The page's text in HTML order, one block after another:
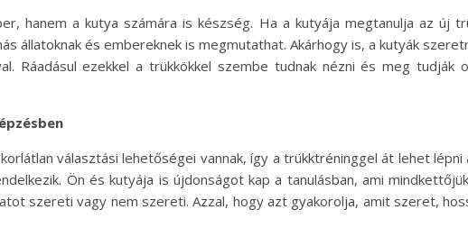
hanem a kutya számára is készség. Ha a kutyája megtanulja az új
állatoknak és embereknek is megmutathat. Akárhogy is, a kutyák
Ráadásul ezekkel a trükkökkel szembe tudnak nézni és meg tudják
választási lehetőségei vannak, így a trükktréninggel át lehet
Ön és kutyája is újdonságot kap a tanulásban, ami
szereti vagy nem szereti. Azzal, hogy azt gyakorolja, amit szeret,